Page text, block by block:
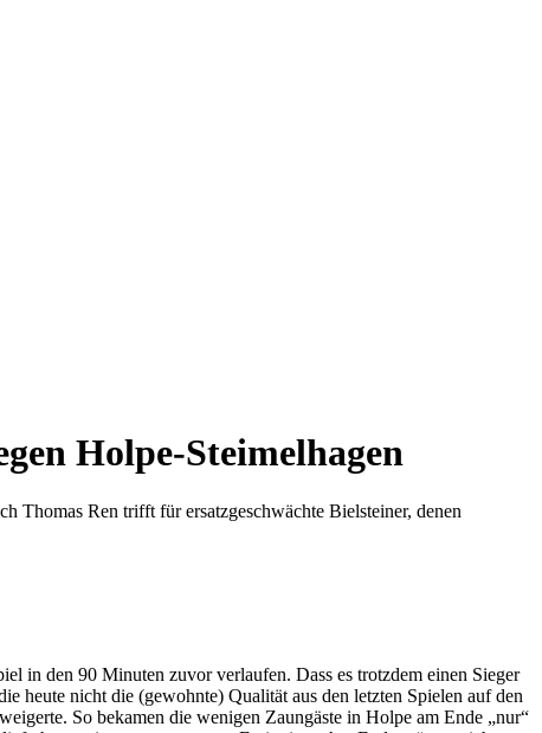
Holpe-Steimelhagen
Thomas Ren trifft für ersatzgeschwächte Bielsteiner, denen
in den 90 Minuten zuvor verlaufen. Dass es trotzdem einen Sieger
heute nicht die (gewohnte) Qualität aus den letzten Spielen auf den
So bekamen die wenigen Zaungäste in Holpe am Ende „nur“